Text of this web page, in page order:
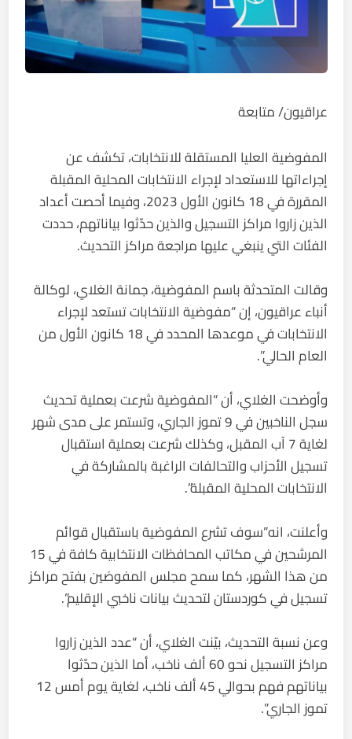
عراقيون/ متابعة
المفوضية العليا المستقلة للانتخابات، تكشف عن
إجراءاتها للاستعداد لإجراء الانتخابات المحلية المقبلة
المقررة في 18 كانون الأول 2023، وفيما أحصت أعداد
الذين زاروا مراكز التسجيل والذين حدّثوا بياناتهم، حددت
الفئات التي ينبغي عليها مراجعة مراكز التحديث.
وقالت المتحدثة باسم المفوضية، جمانة الغلاي، لوكالة
أنباء عراقيون، إن “مفوضية الانتخابات تستعد لإجراء
الانتخابات في موعدها المحدد في 18 كانون الأول من
العام الحالي”.
وأوضحت الغلاي، أن “المفوضية شرعت بعملية تحديث
سجل الناخبين في 9 تموز الجاري، وتستمر على مدى شهر
لغاية 7 آب المقبل، وكذلك شرعت بعملية استقبال
تسجيل الأحزاب والتحالفات الراغبة بالمشاركة في
الانتخابات المحلية المقبلة”.
وأعلنت، انه”سوف تشرع المفوضية باستقبال قوائم
المرشحين في مكاتب المحافظات الانتخابية كافة في 15
من هذا الشهر، كما سمح مجلس المفوضين بفتح مراكز
تسجيل في كوردستان لتحديث بيانات ناخبي الإقليم”.
وعن نسبة التحديث، بيّنت الغلاي، أن “عدد الذين زاروا
مراكز التسجيل نحو 60 ألف ناخب، أما الذين حدّثوا
بياناتهم فهم بحوالي 45 ألف ناخب، لغاية يوم أمس 12
تموز الجاري”.